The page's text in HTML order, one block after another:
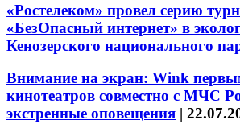
«Ростелеком» провел серию
«БезОпасный интернет» в
Кенозерского национального
Внимание на экран: Wink
кинотеатров совместно с МЧС
экстренные оповещения |